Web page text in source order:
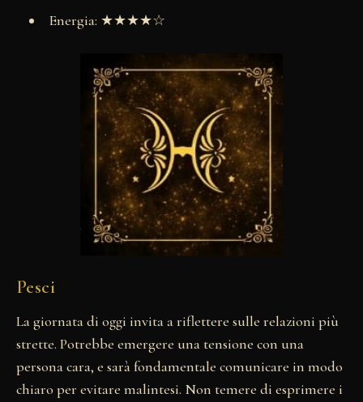
Energia: ★★★★☆
Pesci
La giornata di oggi invita a riflettere sulle relazioni più
strette. Potrebbe emergere una tensione con una
persona cara, e sarà fondamentale comunicare in modo
chiaro per evitare malintesi. Non temere di esprimere i